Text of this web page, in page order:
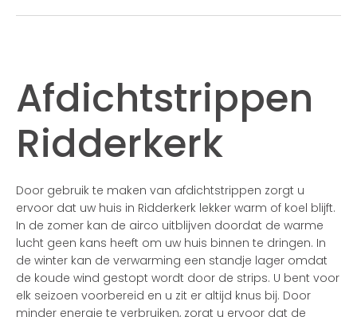
Afdichtstrippen
Ridderkerk
Door gebruik te maken van afdichtstrippen zorgt u
ervoor dat uw huis in Ridderkerk lekker warm of koel blijft.
In de zomer kan de airco uitblijven doordat de warme
lucht geen kans heeft om uw huis binnen te dringen. In
de winter kan de verwarming een standje lager omdat
de koude wind gestopt wordt door de strips. U bent voor
elk seizoen voorbereid en u zit er altijd knus bij. Door
minder energie te verbruiken, zorgt u ervoor dat de